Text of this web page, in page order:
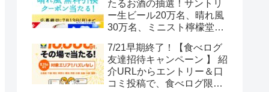
たるお酒の抽選！サントリ
ー生ビール20万名、晴れ風
30万名、ミニスト檸檬堂2
ボール12.3万名
7/21早期終了！【食べログ
友達招待キャンペーン 】 紹
介URLからエントリー＆口
コミ投稿で、食べログ限定